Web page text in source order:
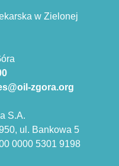
w Zielonej
zgora.org
S.A.
ul. Bankowa 5
0000 5301 9198